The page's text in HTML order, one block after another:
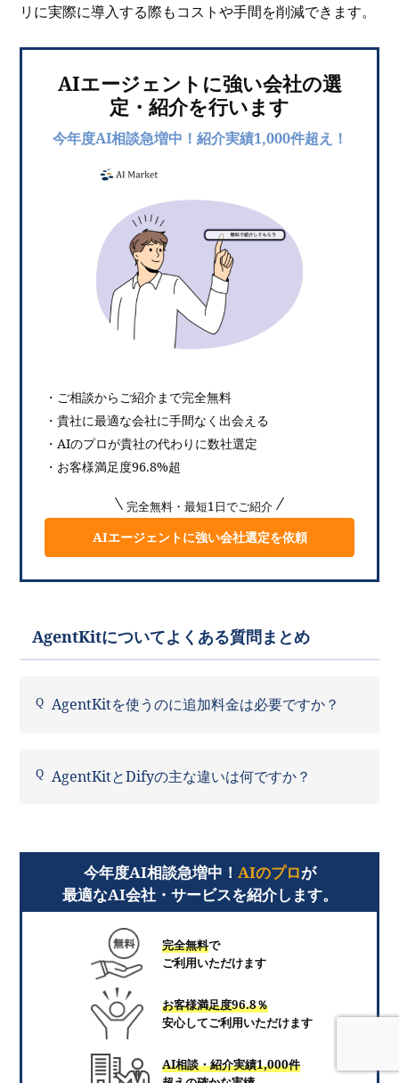
リに実際に導入する際もコストや手間を削減できます。
AIエージェントに強い会社の選
定・紹介を行います
今年度AI相談急増中！紹介実績1,000件超え！
・ご相談からご紹介まで完全無料
・貴社に最適な会社に手間なく出会える
・AIのプロが貴社の代わりに数社選定
・お客様満足度96.8%超
完全無料・最短1日でご紹介
AIエージェントに強い会社選定を依頼
AgentKitについてよくある質問まとめ
AgentKitを使うのに追加料金は必要ですか？
AgentKitとDifyの主な違いは何ですか？
今年度AI相談急増中！ AIのプロが
最適なAI会社・サービスを紹介します。
完全無料で
ご利用いただけます
お客様満足度96.8％
安心してご利用いただけます
AI相談・紹介実績1,000件